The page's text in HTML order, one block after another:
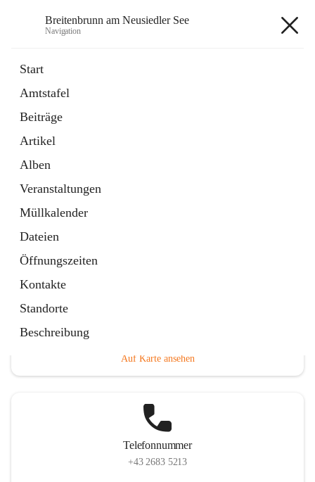
Breitenbrunn am Neusiedler See
Navigation
Start
Amtstafel
Beiträge
Artikel
Alben
Veranstaltungen
Müllkalender
Dateien
Öffnungszeiten
Kontakte
Standorte
Beschreibung
18 Schnellzugriffe
Gemeindeservice
Auf Karte ansehen
Telefonnummer
+43 2683 5213